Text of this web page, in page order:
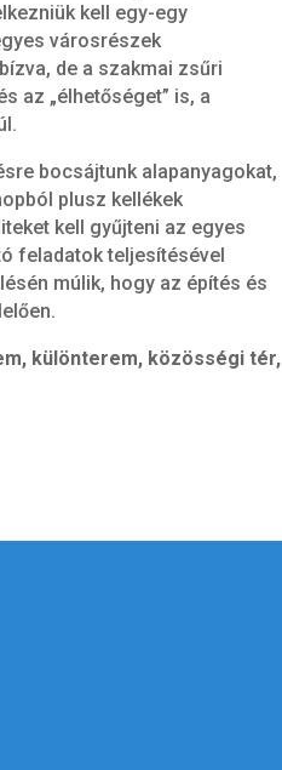
kell egy-egy
városrészek
de a szakmai zsűri
az „élhetőséget” is, a
bocsájtunk alapanyagokat,
plusz kellékek
kell gyűjteni az egyes
feladatok teljesítésével
múlik, hogy az építés és
különterem, közösségi tér,